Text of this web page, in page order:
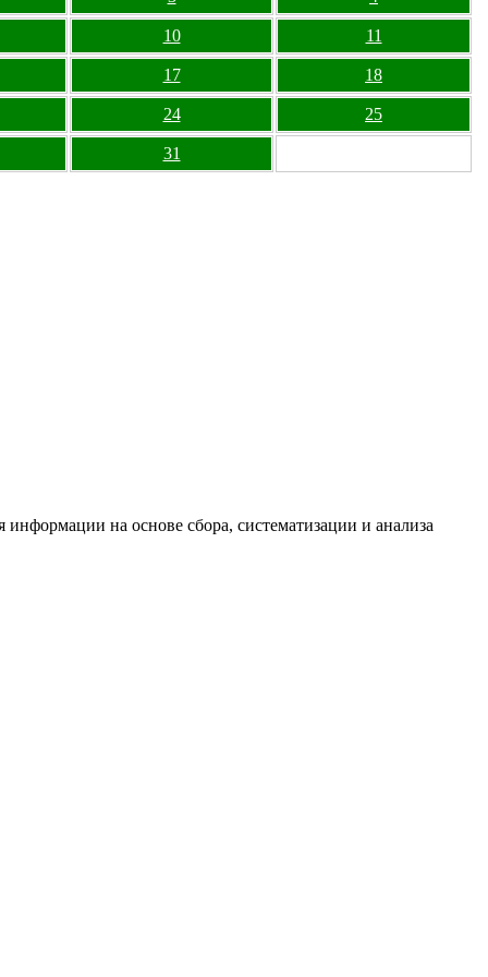
10 11
17 18
24 25
31
на основе сбора, систематизации и анализа